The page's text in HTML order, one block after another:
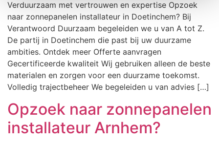
Verduurzaam met vertrouwen en expertise Opzoek
naar zonnepanelen installateur in Doetinchem? Bij
Verantwoord Duurzaam begeleiden we u van A tot Z.
De partij in Doetinchem die past bij uw duurzame
ambities. Ontdek meer Offerte aanvragen
Gecertificeerde kwaliteit Wij gebruiken alleen de beste
materialen en zorgen voor een duurzame toekomst.
Volledig trajectbeheer We begeleiden u van advies […]
Opzoek naar zonnepanelen
installateur Arnhem?